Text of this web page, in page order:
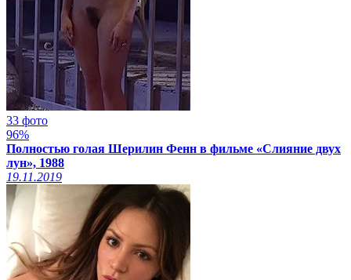
33 фото
96%
Полностью голая Шерилин Фенн в фильме «Слияние двух
лун», 1988
19.11.2019